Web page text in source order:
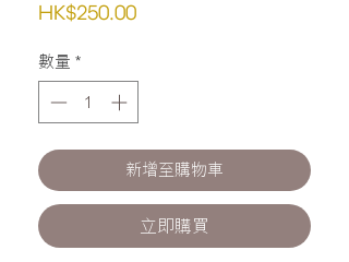
HK$250.00價
數量 *
新增至購物車
立即購買